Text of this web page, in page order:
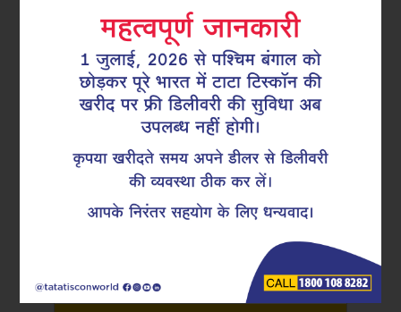
Tata Tiscon GFX
Ultima
Tata Tiscon 550SD
are highly accurate
and possess
uniform ridges,
high…